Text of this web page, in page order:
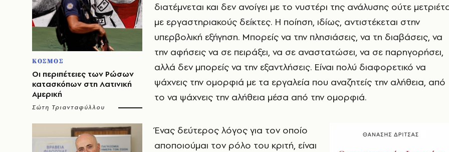
ΚΟΣΜΟΣ
Οι περιπέτειες των Ρώσων
κατασκόπων στη Λατινική
Αμερική
Σώτη Τριανταφύλλου
διατέμνεται και δεν ανοίγει με το νυστέρι της ανάλυσης ούτε
με εργαστηριακούς δείκτες. Η ποίηση, ιδίως, αντιστέκεται στην
υπερβολική εξήγηση. Μπορείς να την πλησιάσεις, να τη διαβάσεις, να
την αφήσεις να σε πειράξει, να σε αναστατώσει, να σε παρηγορήσει,
αλλά δεν μπορείς να την εξαντλήσεις. Είναι πολύ διαφορετικό να
ψάχνεις την ομορφιά με τα εργαλεία που αναζητείς την αλήθεια, από
το να ψάχνεις την αλήθεια μέσα από την ομορφιά.
Ένας δεύτερος λόγος για τον οποίο
αποποιούμαι τον ρόλο του κριτή, είναι